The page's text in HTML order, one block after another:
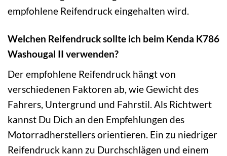
empfohlene Reifendruck eingehalten wird.
Welchen Reifendruck sollte ich beim Kenda K786
Washougal II verwenden?
Der empfohlene Reifendruck hängt von
verschiedenen Faktoren ab, wie Gewicht des
Fahrers, Untergrund und Fahrstil. Als Richtwert
kannst Du Dich an den Empfehlungen des
Motorradherstellers orientieren. Ein zu niedriger
Reifendruck kann zu Durchschlägen und einem